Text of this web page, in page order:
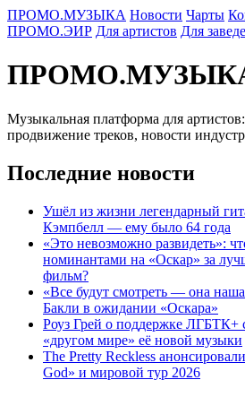
ПРОМО.МУЗЫКА Новости Чарты
ПРОМО.ЭИР Для артистов Для
Музыкальная платформа для
продвижение треков, новости
Последние новости
Ушёл из жизни легендарный
Кэмпбелл — ему было 64 года
«Это невозможно развидеть»:
номинантами на «Оскар» за
фильм?
«Все будут смотреть — она
Бакли в ожидании «Оскара»
Роуз Грей о поддержке ЛГБТК+
«другом мире» её новой музыки
The Pretty Reckless
God» и мировой тур 2026